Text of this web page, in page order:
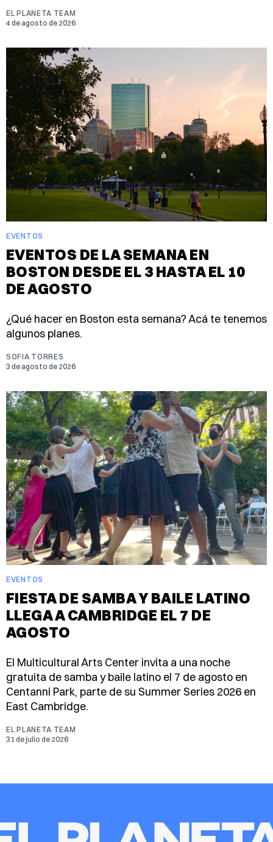
EL PLANETA TEAM
4 de agosto de 2026
EVENTOS
EVENTOS DE LA SEMANA EN
BOSTON DESDE EL 3 HASTA EL 10
DE AGOSTO
¿Qué hacer en Boston esta semana? Acá te tenemos
algunos planes.
SOFIA TORRES
3 de agosto de 2026
EVENTOS
FIESTA DE SAMBA Y BAILE LATINO
LLEGA A CAMBRIDGE EL 7 DE
AGOSTO
El Multicultural Arts Center invita a una noche
gratuita de samba y baile latino el 7 de agosto en
Centanni Park, parte de su Summer Series 2026 en
East Cambridge.
EL PLANETA TEAM
31 de julio de 2026